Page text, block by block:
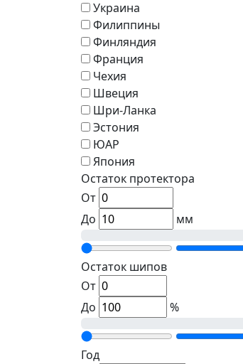
Украина
Филиппины
Финляндия
Франция
Чехия
Швеция
Шри-Ланка
Эстония
ЮАР
Япония
Остаток протектора
От
До
мм
Остаток шипов
От
До
%
Год